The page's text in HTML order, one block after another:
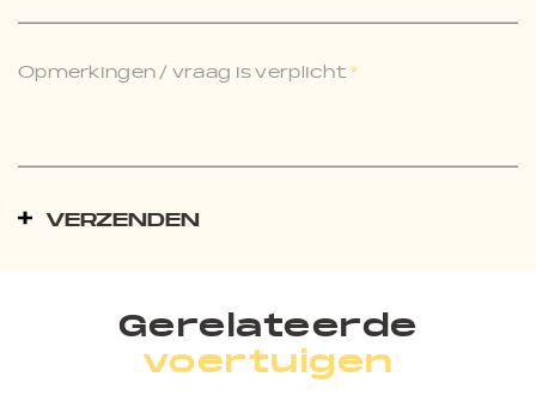
Opmerkingen / vraag is verplicht*
VERZENDEN
Gerelateerde
voertuigen